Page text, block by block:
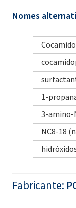
Nomes
1-
3-
NC8-18
Fabricante: